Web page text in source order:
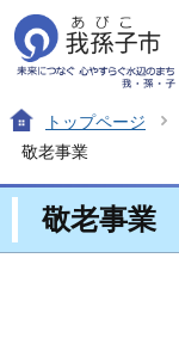
トップページ
敬老事業
敬老事業